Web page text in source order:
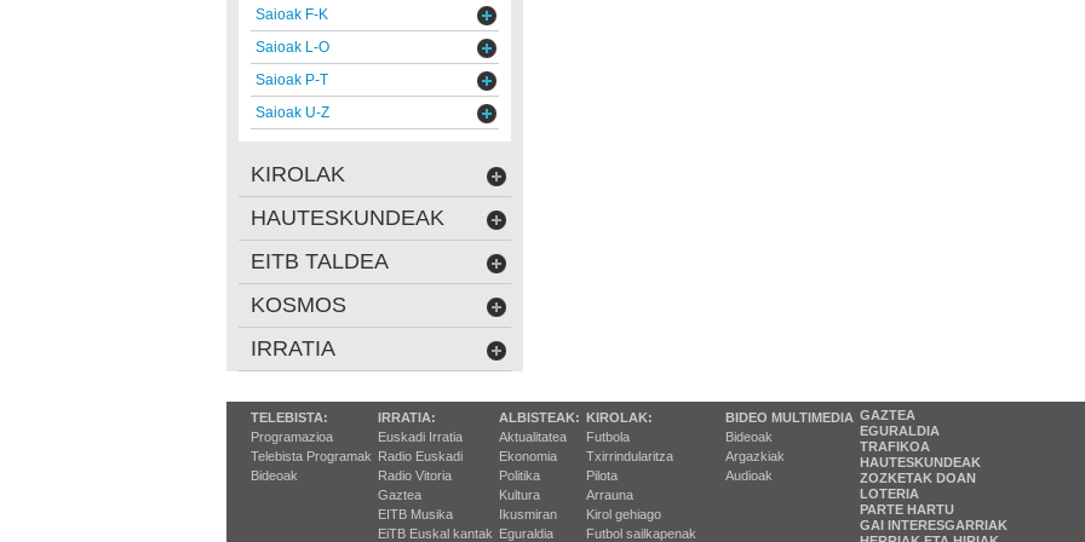
Saioak F-K
Saioak L-O
Saioak P-T
Saioak U-Z
KIROLAK
HAUTESKUNDEAK
EITB TALDEA
KOSMOS
IRRATIA
TELEBISTA:
Programazioa
Telebista Programak
Bideoak
IRRATIA:
Euskadi Irratia
Radio Euskadi
Radio Vitoria
Gaztea
EITB Musika
EiTB Euskal kantak
ALBISTEAK:
Aktualitatea
Ekonomia
Politika
Kultura
Ikusmiran
Eguraldia
KIROLAK:
Futbola
Txirrindularitza
Pilota
Arrauna
Kirol gehiago
Futbol sailkapenak
BIDEO MULTIMEDIA
Bideoak
Argazkiak
Audioak
GAZTEA
EGURALDIA
TRAFIKOA
HAUTESKUNDEAK
ZOZKETAK DOAN
LOTERIA
PARTE HARTU
GAI INTERESGARRIAK